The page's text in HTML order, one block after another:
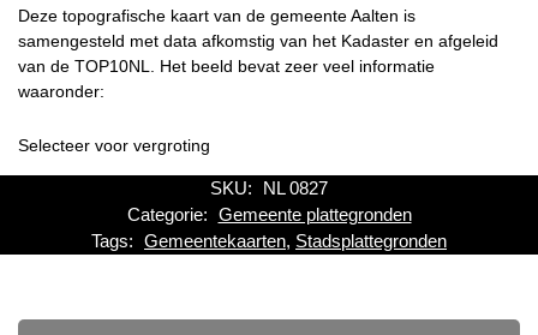
Deze topografische kaart van de gemeente Aalten is
samengesteld met data afkomstig van het Kadaster en afgeleid
van de TOP10NL. Het beeld bevat zeer veel informatie
waaronder:
Selecteer voor vergroting
SKU:
NL 0827
Categorie: Gemeente plattegronden
Tags: Gemeentekaarten, Stadsplattegronden